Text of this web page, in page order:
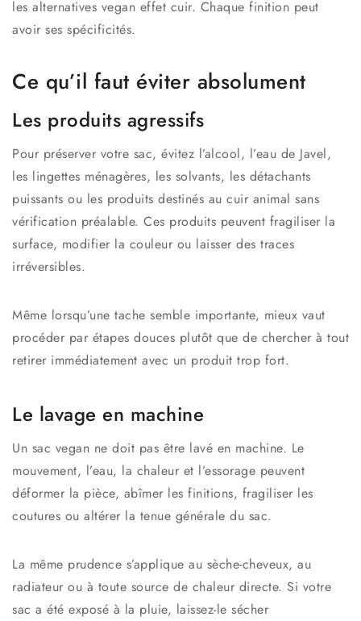
les alternatives vegan effet cuir. Chaque finition peut
avoir ses spécificités.
Ce qu’il faut éviter absolument
Les produits agressifs
Pour préserver votre sac, évitez l’alcool, l’eau de Javel,
les lingettes ménagères, les solvants, les détachants
puissants ou les produits destinés au cuir animal sans
vérification préalable. Ces produits peuvent fragiliser la
surface, modifier la couleur ou laisser des traces
irréversibles.
Même lorsqu’une tache semble importante, mieux vaut
procéder par étapes douces plutôt que de chercher à tout
retirer immédiatement avec un produit trop fort.
Le lavage en machine
Un sac vegan ne doit pas être lavé en machine. Le
mouvement, l’eau, la chaleur et l’essorage peuvent
déformer la pièce, abîmer les finitions, fragiliser les
coutures ou altérer la tenue générale du sac.
La même prudence s’applique au sèche-cheveux, au
radiateur ou à toute source de chaleur directe. Si votre
sac a été exposé à la pluie, laissez-le sécher